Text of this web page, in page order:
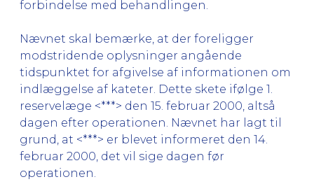
forbindelse med behandlingen.
Nævnet skal bemærke, at der foreligger
modstridende oplysninger angående
tidspunktet for afgivelse af informationen om
indlæggelse af kateter. Dette skete ifølge 1.
reservelæge <***> den 15. februar 2000, altså
dagen efter operationen. Nævnet har lagt til
grund, at <***> er blevet informeret den 14.
februar 2000, det vil sige dagen før
operationen.